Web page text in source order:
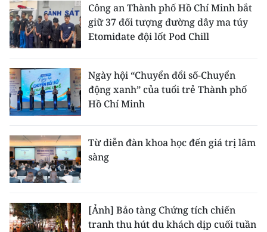
Công an Thành phố Hồ Chí Minh bắt
giữ 37 đối tượng đường dây ma túy
Etomidate đội lốt Pod Chill
Ngày hội “Chuyển đổi số-Chuyển
động xanh” của tuổi trẻ Thành phố
Hồ Chí Minh
Từ diễn đàn khoa học đến giá trị lâm
sàng
[Ảnh] Bảo tàng Chứng tích chiến
tranh thu hút du khách dịp cuối tuần